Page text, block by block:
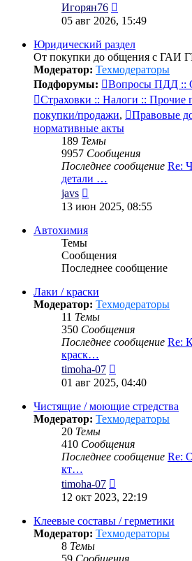
Игорян76
к
сообщению
05 авг 2026, 15:49
Юридический раздел
От покупки до общения с ГАИ
Модератор: Техмодераторы
Подфорумы:
Вопросы ПДД ::
Страховки :: Налоги :: Прочие
покупки/продажи,
Правовые
нормативные акты
189 Темы
9957 Сообщения
Последнее сообщение Re:
детали …
javs
к
последнему
13 июн 2025, 08:55
Автохимия
Темы
Сообщения
Последнее сообщение
Лаки / краски
Модератор: Техмодераторы
11 Темы
350 Сообщения
Последнее сообщение Re:
краск…
timoha-07
последнему
сообщению
01 авг 2025, 04:40
Чистящие / моющие стредства
Модератор: Техмодераторы
20 Темы
410 Сообщения
Последнее сообщение Re:
кт…
timoha-07
к
последнему
сообщению
12 окт 2023, 22:19
Клеевые составы / герметики
Модератор: Техмодераторы
8 Темы